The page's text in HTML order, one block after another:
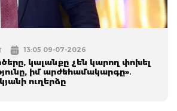
13:05 09-07-2026
կալանքը չեն կարող փոխել
իմ արժեհամակարգը»․
ուղերձը